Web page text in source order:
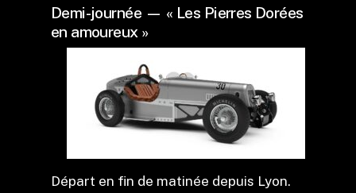
Demi-journée — « Les Pierres Dorées
en amoureux »
Départ en fin de matinée depuis Lyon.